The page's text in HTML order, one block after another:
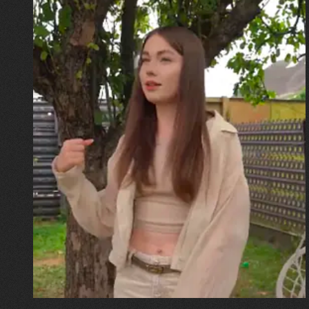
30.07.2026
Калина, Дарина та Віра Папроцькі
"Хвиля була, як від моря,
прозора і велика… Я ледве
встигла схопити племінницю"